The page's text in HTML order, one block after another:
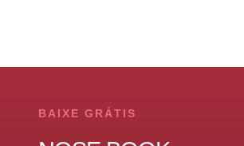
BAIXE GRÁTIS